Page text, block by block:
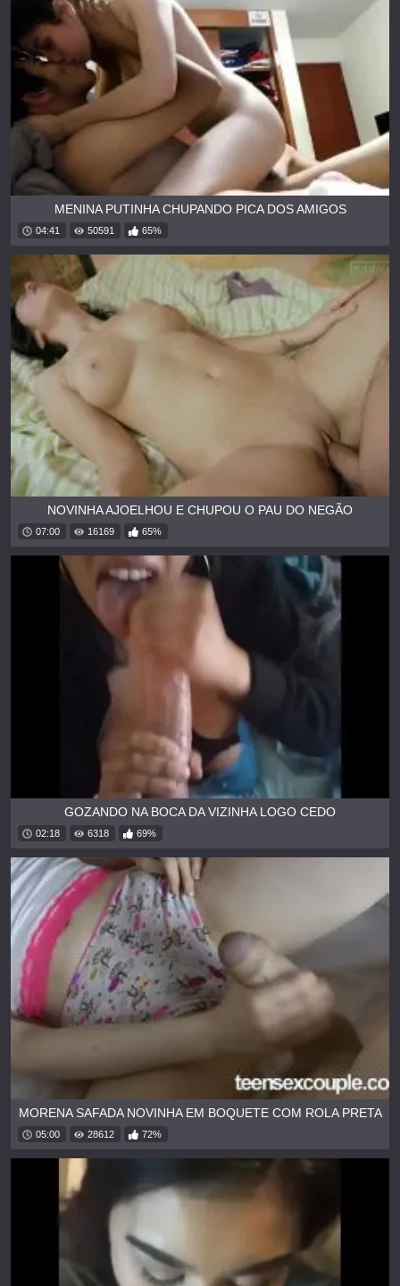
MENINA PUTINHA CHUPANDO PICA DOS AMIGOS
04:41 50591 65%
NOVINHA AJOELHOU E CHUPOU O PAU DO NEGÃO
07:00 16169 65%
GOZANDO NA BOCA DA VIZINHA LOGO CEDO
02:18 6318 69%
MORENA SAFADA NOVINHA EM BOQUETE COM ROLA PRETA
05:00 28612 72%